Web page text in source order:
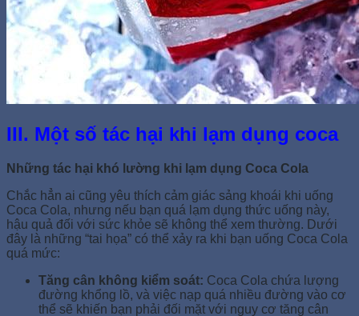
III. Một số tác hại khi lạm dụng coca
Những tác hại khó lường khi lạm dụng Coca Cola
Chắc hẳn ai cũng yêu thích cảm giác sảng khoái khi uống
Coca Cola, nhưng nếu bạn quá lạm dụng thức uống này,
hậu quả đối với sức khỏe sẽ không thể xem thường. Dưới
đây là những “tai họa” có thể xảy ra khi bạn uống Coca Cola
quá mức:
Tăng cân không kiểm soát: Coca Cola chứa lượng
đường khổng lồ, và việc nạp quá nhiều đường vào cơ
thể sẽ khiến bạn phải đối mặt với nguy cơ tăng cân